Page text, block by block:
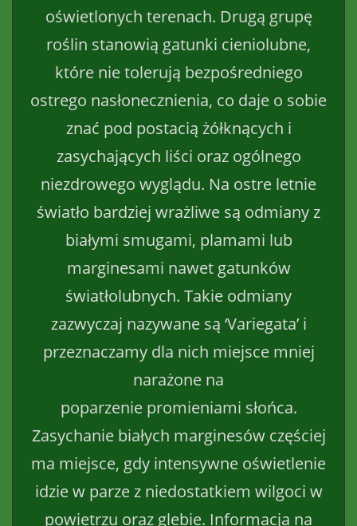
oświetlonych terenach. Drugą grupę
roślin stanowią gatunki cieniolubne,
które nie tolerują bezpośredniego
ostrego nasłonecznienia, co daje o sobie
znać pod postacią żółknących i
zasychających liści oraz ogólnego
niezdrowego wyglądu. Na ostre letnie
światło bardziej wrażliwe są odmiany z
białymi smugami, plamami lub
marginesami nawet gatunków
światłolubnych. Takie odmiany
zazwyczaj nazywane są ‘Variegata’ i
przeznaczamy dla nich miejsce mniej
narażone na
poparzenie promieniami słońca.
Zasychanie białych marginesów częściej
ma miejsce, gdy intensywne oświetlenie
idzie w parze z niedostatkiem wilgoci w
powietrzu oraz glebie. Informacja na